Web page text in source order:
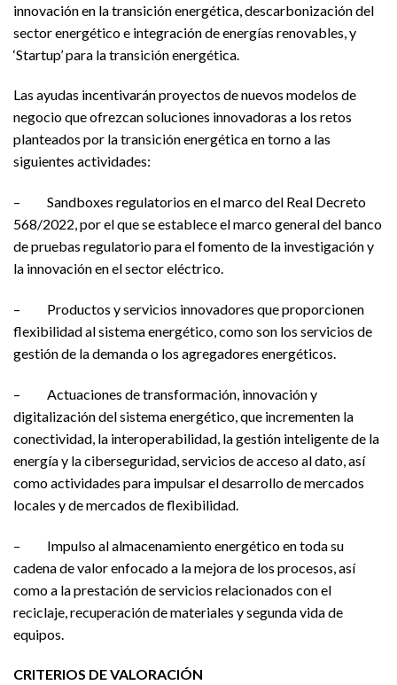
innovación en la transición energética, descarbonización del
sector energético e integración de energías renovables, y
‘Startup’ para la transición energética.
Las ayudas incentivarán proyectos de nuevos modelos de
negocio que ofrezcan soluciones innovadoras a los retos
planteados por la transición energética en torno a las
siguientes actividades:
– Sandboxes regulatorios en el marco del Real Decreto
568/2022, por el que se establece el marco general del banco
de pruebas regulatorio para el fomento de la investigación y
la innovación en el sector eléctrico.
– Productos y servicios innovadores que proporcionen
flexibilidad al sistema energético, como son los servicios de
gestión de la demanda o los agregadores energéticos.
– Actuaciones de transformación, innovación y
digitalización del sistema energético, que incrementen la
conectividad, la interoperabilidad, la gestión inteligente de la
energía y la ciberseguridad, servicios de acceso al dato, así
como actividades para impulsar el desarrollo de mercados
locales y de mercados de flexibilidad.
– Impulso al almacenamiento energético en toda su
cadena de valor enfocado a la mejora de los procesos, así
como a la prestación de servicios relacionados con el
reciclaje, recuperación de materiales y segunda vida de
equipos.
CRITERIOS DE VALORACIÓN